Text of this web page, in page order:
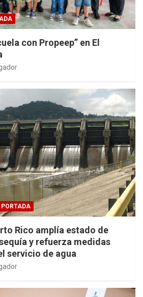
con Propeep” en El
PORTADA
Rico amplía estado de
y refuerza medidas
servicio de agua